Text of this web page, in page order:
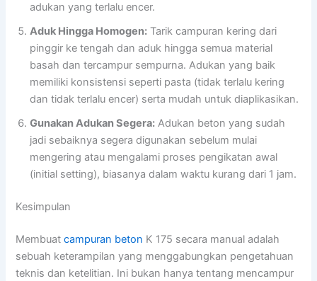
adukan yang terlalu encer.
Aduk Hingga Homogen: Tarik campuran kering dari
pinggir ke tengah dan aduk hingga semua material
basah dan tercampur sempurna. Adukan yang baik
memiliki konsistensi seperti pasta (tidak terlalu kering
dan tidak terlalu encer) serta mudah untuk diaplikasikan.
Gunakan Adukan Segera: Adukan beton yang sudah
jadi sebaiknya segera digunakan sebelum mulai
mengering atau mengalami proses pengikatan awal
(initial setting), biasanya dalam waktu kurang dari 1 jam.
Kesimpulan
Membuatcampuran beton K 175 secara manual adalah
sebuah keterampilan yang menggabungkan pengetahuan
teknis dan ketelitian. Ini bukan hanya tentang mencampur